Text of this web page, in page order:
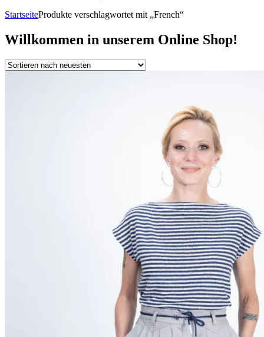
StartseiteProdukte verschlagwortet mit „French“
Willkommen in unserem Online Shop!